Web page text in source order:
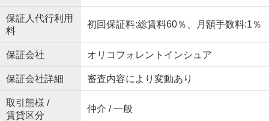
保証人代行利用
料
初回保証料:総賃料60％、月額手数料:1％
保証会社 オリコフォレントインシュア
保証会社詳細 審査内容により変動あり
取引態様 /
賃貸区分
仲介 / 一般